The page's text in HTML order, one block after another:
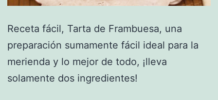
Receta fácil, Tarta de Frambuesa, una
preparación sumamente fácil ideal para la
merienda y lo mejor de todo, ¡lleva
solamente dos ingredientes!